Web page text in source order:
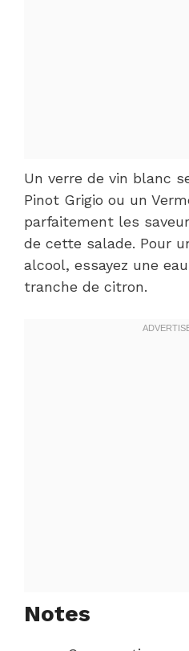
Un verre de vin blanc
Pinot Grigio ou un
parfaitement les
de cette salade. Pour
alcool, essayez une
tranche de citron.
Notes